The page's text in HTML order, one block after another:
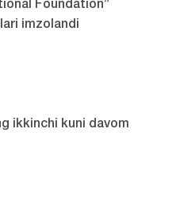
Foundation”
imzolandi
ikkinchi kuni davom